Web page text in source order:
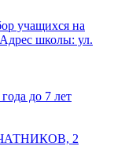
учащихся на
школы: ул.
до 7 лет
2